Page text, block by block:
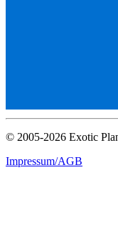
© 2005-2026 Exotic
Impressum/AGB